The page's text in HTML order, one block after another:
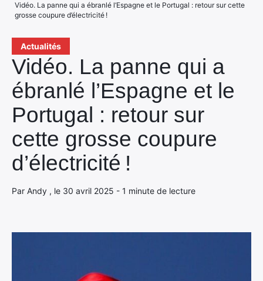
Actualités
Vidéo. La panne qui a
ébranlé l’Espagne et le
Portugal : retour sur
cette grosse coupure
d’électricité !
Par Andy , le 30 avril 2025 - 1 minute de lecture
Vidéo. La panne qui a ébranlé l’Espagne et le Portugal : retour sur cette
grosse coupure d’électricité !